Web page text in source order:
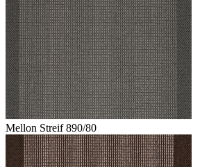
Mellon Streif 890/80